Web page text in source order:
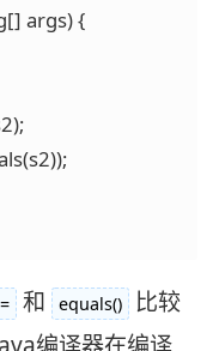
args) {
和 equals()
比较